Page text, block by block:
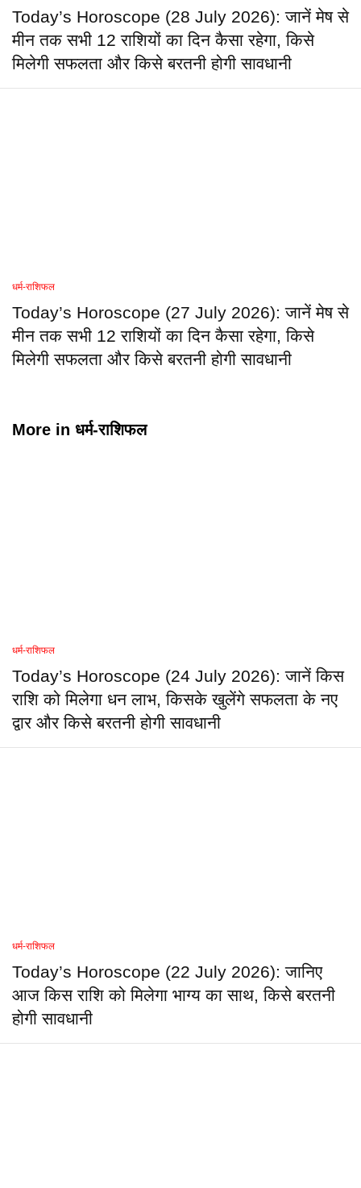
Today’s Horoscope (28 July 2026): जानें मेष से
मीन तक सभी 12 राशियों का दिन कैसा रहेगा, किसे
मिलेगी सफलता और किसे बरतनी होगी सावधानी
धर्म-राशिफल
Today’s Horoscope (27 July 2026): जानें मेष से
मीन तक सभी 12 राशियों का दिन कैसा रहेगा, किसे
मिलेगी सफलता और किसे बरतनी होगी सावधानी
More in धर्म-राशिफल
धर्म-राशिफल
Today’s Horoscope (24 July 2026): जानें किस
राशि को मिलेगा धन लाभ, किसके खुलेंगे सफलता के नए
द्वार और किसे बरतनी होगी सावधानी
धर्म-राशिफल
Today’s Horoscope (22 July 2026): जानिए
आज किस राशि को मिलेगा भाग्य का साथ, किसे बरतनी
होगी सावधानी